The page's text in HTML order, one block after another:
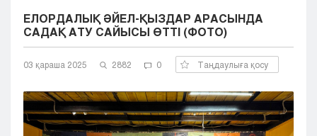
Кокшетау
Костанай
Кызылорда
Петропавловск
Семей
Талдыкорган
ЕЛОРДАЛЫҚ ӘЙЕЛ-ҚЫЗДАР АРАСЫНДА
САДАҚ АТУ САЙЫСЫ ӨТТІ (ФОТО)
03 қараша 2025 2882 0 Таңдаулыға қосу